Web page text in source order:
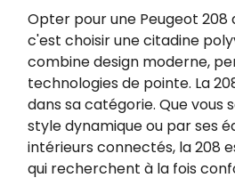
Opter pour une Peugeot 208
c'est choisir une citadine
combine design moderne,
technologies de pointe. La
dans sa catégorie. Que vous
style dynamique ou par ses
intérieurs connectés, la 208
qui recherchent à la fois